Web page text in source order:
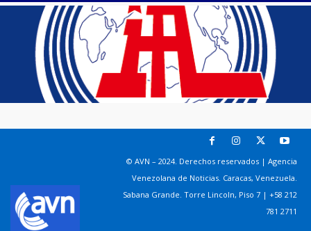
© AVN – 2024. Derechos reservados | Agencia
Venezolana de Noticias. Caracas, Venezuela.
Sabana Grande. Torre Lincoln, Piso 7 | +58 212
781 2711